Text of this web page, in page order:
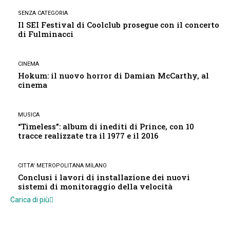
SENZA CATEGORIA
Il SEI Festival di Coolclub prosegue con il concerto
di Fulminacci
CINEMA
Hokum: il nuovo horror di Damian McCarthy, al
cinema
MUSICA
“Timeless”: album di inediti di Prince, con 10
tracce realizzate tra il 1977 e il 2016
CITTA' METROPOLITANA MILANO
Conclusi i lavori di installazione dei nuovi
sistemi di monitoraggio della velocità
Carica di più